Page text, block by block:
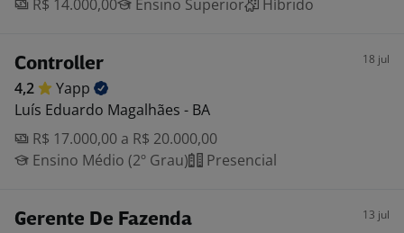
R$ 14.000,00
Ensino Superior Híbrido
Controller 18 jul
4,2
Yapp
Luís Eduardo Magalhães - BA
R$ 17.000,00 a R$ 20.000,00
Ensino Médio (2º Grau)
Presencial
Gerente De Fazenda 13 jul